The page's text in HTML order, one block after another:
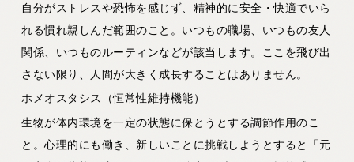
自分がストレスや恐怖を感じず、精神的に安全・快適でいら
れる慣れ親しんだ範囲のこと。いつもの職場、いつもの友人
関係、いつものルーティンなどが該当します。ここを飛び出
さない限り、人間が大きく成長することはありません。
ホメオスタシス（恒常性維持機能）
生物が体内環境を一定の状態に保とうとする調節作用のこ
と。心理的にも働き、新しいことに挑戦しようとすると「元